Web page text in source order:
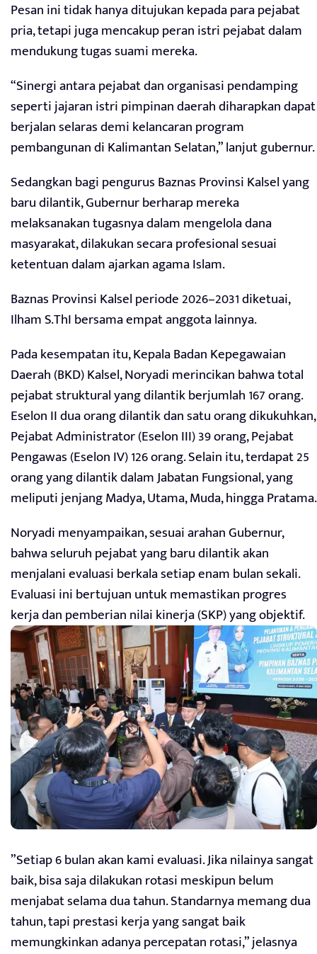
Pesan ini tidak hanya ditujukan kepada para pejabat
pria, tetapi juga mencakup peran istri pejabat dalam
mendukung tugas suami mereka.
“Sinergi antara pejabat dan organisasi pendamping
seperti jajaran istri pimpinan daerah diharapkan dapat
berjalan selaras demi kelancaran program
pembangunan di Kalimantan Selatan,” lanjut gubernur.
Sedangkan bagi pengurus Baznas Provinsi Kalsel yang
baru dilantik, Gubernur berharap mereka
melaksanakan tugasnya dalam mengelola dana
masyarakat, dilakukan secara profesional sesuai
ketentuan dalam ajarkan agama Islam.
Baznas Provinsi Kalsel periode 2026–2031 diketuai,
Ilham S.ThI bersama empat anggota lainnya.
Pada kesempatan itu, Kepala Badan Kepegawaian
Daerah (BKD) Kalsel, Noryadi merincikan bahwa total
pejabat struktural yang dilantik berjumlah 167 orang.
Eselon II dua orang dilantik dan satu orang dikukuhkan,
Pejabat Administrator (Eselon III) 39 orang, Pejabat
Pengawas (Eselon IV) 126 orang. Selain itu, terdapat 25
orang yang dilantik dalam Jabatan Fungsional, yang
meliputi jenjang Madya, Utama, Muda, hingga Pratama.
Noryadi menyampaikan, sesuai arahan Gubernur,
bahwa seluruh pejabat yang baru dilantik akan
menjalani evaluasi berkala setiap enam bulan sekali.
Evaluasi ini bertujuan untuk memastikan progres
kerja dan pemberian nilai kinerja (SKP) yang objektif.
”Setiap 6 bulan akan kami evaluasi. Jika nilainya sangat
baik, bisa saja dilakukan rotasi meskipun belum
menjabat selama dua tahun. Standarnya memang dua
tahun, tapi prestasi kerja yang sangat baik
memungkinkan adanya percepatan rotasi,” jelasnya